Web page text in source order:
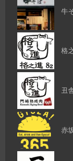
牛
格
丑
赤